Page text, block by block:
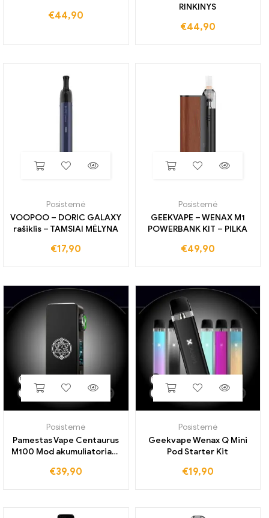
€44,90
RINKINYS
€44,90
Posistemė
VOOPOO – DORIC GALAXY
rašiklis – TAMSIAI MĖLYNA
€17,90
Posistemė
GEEKVAPE – WENAX M1
POWERBANK KIT – PILKA
€49,90
Posistemė
Pamestas Vape Centaurus
M100 Mod akumuliatoriaus
€39,90
Posistemė
Geekvape Wenax Q Mini
Pod Starter Kit
€19,90